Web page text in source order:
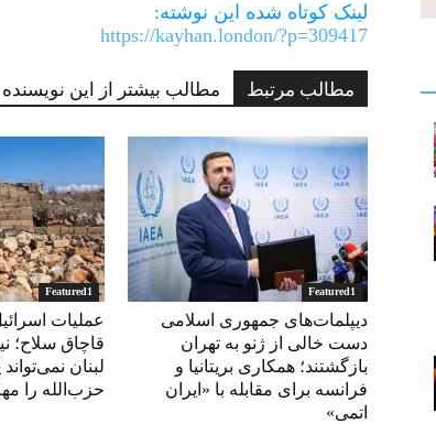
لینک کوتاه شده این نوشته:
https://kayhan.london/?p=309417
مطالب مرتبط مطالب بیشتر از این نویسنده
Featured1
عملیات
قاچاق سلاح؛
لبنان
حزب‌الله را
Featured1
دیپلمات‌های جمهوری اسلامی
دست خالی از ژنو به تهران
بازگشتند؛ همکاری بریتانیا و
فرانسه برای مقابله با «ایران
اتمی»